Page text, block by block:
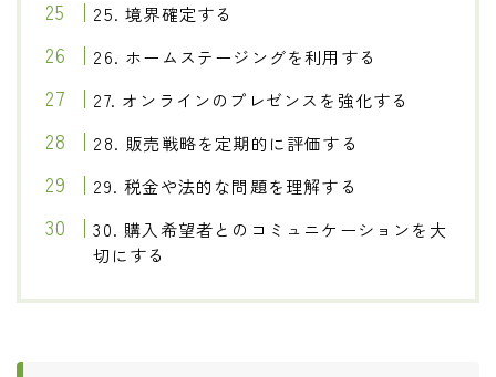
25. 境界確定する
26. ホームステージングを利用する
27. オンラインのプレゼンスを強化する
28. 販売戦略を定期的に評価する
29. 税金や法的な問題を理解する
30. 購入希望者とのコミュニケーションを大
切にする